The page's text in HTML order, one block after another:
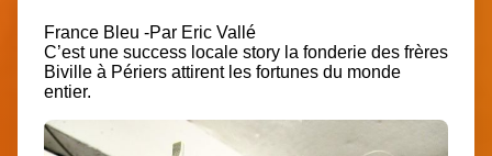
France Bleu -Par Eric Vallé
C’est une success locale story la fonderie des frères
Biville à Périers attirent les fortunes du monde
entier.